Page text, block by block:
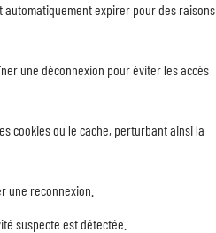
automatiquement expirer pour des raisons
une déconnexion pour éviter les accès
cookies ou le cache, perturbant ainsi la
une reconnexion.
suspecte est détectée.